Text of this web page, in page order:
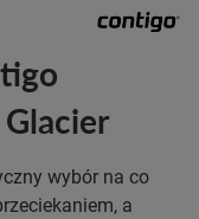
wybór na co
a